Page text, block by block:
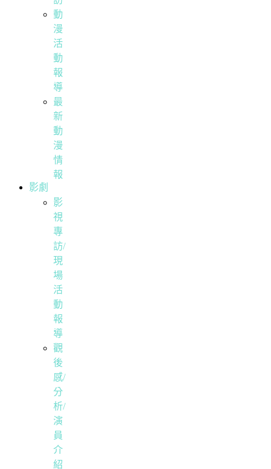
動
漫
活
動
報
導
最
新
動
漫
情
報
影劇
影
視
專
訪/
現
場
活
動
報
導
觀
後
感/
分
析/
演
員
介
紹